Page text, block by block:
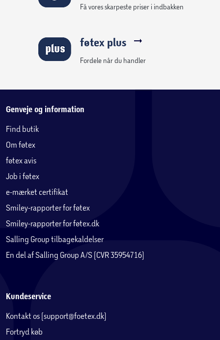
Få vores skarpeste priser i indbakken
føtex plus
Fordele når du handler
Genveje og information
Find butik
Om føtex
føtex avis
Job i føtex
e-mærket certifikat
Smiley-rapporter for føtex
Smiley-rapporter for føtex.dk
Salling Group tilbagekaldelser
En del af Salling Group A/S (CVR 35954716)
Kundeservice
Kontakt os (support@foetex.dk)
Fortryd køb